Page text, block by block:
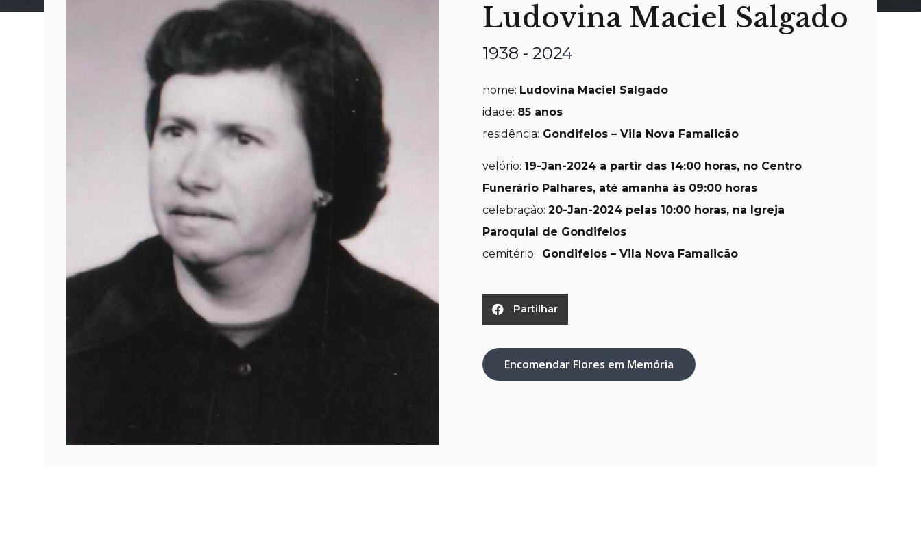
Ludovina Maciel Salgado
1938 - 2024
nome: Ludovina Maciel Salgado
idade: 85 anos
residência: Gondifelos – Vila Nova Famalicão
velório: 19-Jan-2024 a partir das 14:00 horas, no Centro
Funerário Palhares, até amanhã às 09:00 horas
celebração: 20-Jan-2024 pelas 10:00 horas, na Igreja
Paroquial de Gondifelos
cemitério: Gondifelos – Vila Nova Famalicão
Partilhar
Encomendar Flores em Memória